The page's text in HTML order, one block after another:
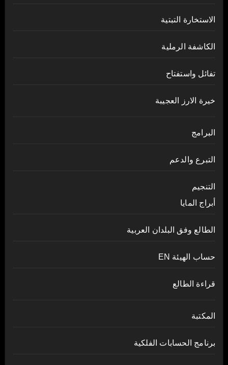
الاستخارة التبتية
الكاشفة الرملية
تفائل واستفتاح
خيرة الارز العجيبة
البرامج
التبرع والدعم
التنجيم
أبراج المايا
الطالع وفق البلدان العربية
حساب الهيئة EN
قراءة الطالع
المكتبة
برنامج الحسابات الفلكية